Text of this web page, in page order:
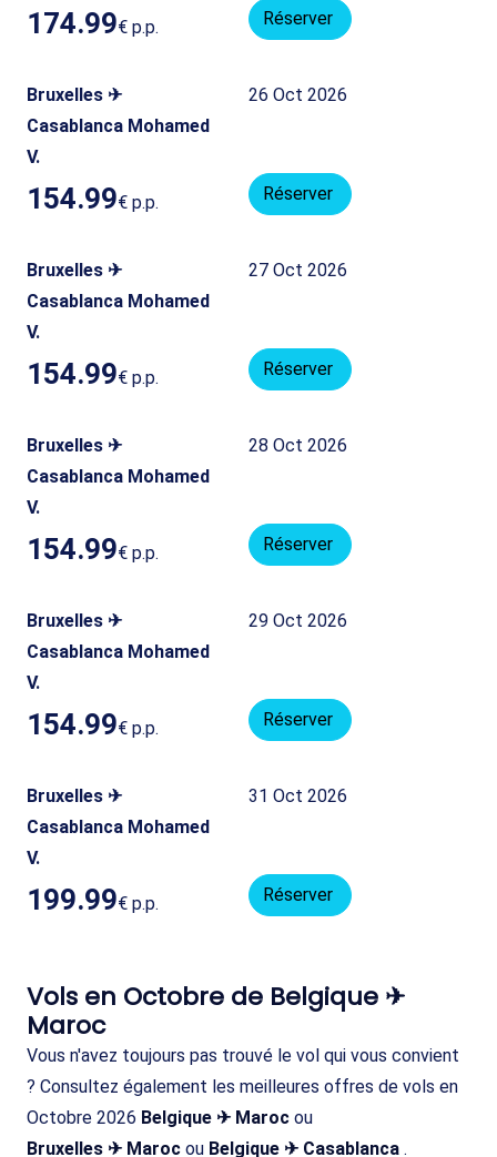
174.99€ p.p. Réserver
Bruxelles ✈
Casablanca Mohamed
V.
26 Oct 2026
154.99€ p.p. Réserver
Bruxelles ✈
Casablanca Mohamed
V.
27 Oct 2026
154.99€ p.p. Réserver
Bruxelles ✈
Casablanca Mohamed
V.
28 Oct 2026
154.99€ p.p. Réserver
Bruxelles ✈
Casablanca Mohamed
V.
29 Oct 2026
154.99€ p.p. Réserver
Bruxelles ✈
Casablanca Mohamed
V.
31 Oct 2026
199.99€ p.p. Réserver
Vols en Octobre de Belgique ✈
Maroc
Vous n'avez toujours pas trouvé le vol qui vous convient
? Consultez également les meilleures offres de vols en
Octobre 2026 Belgique ✈ Maroc ou
Bruxelles ✈ Maroc ou Belgique ✈ Casablanca .